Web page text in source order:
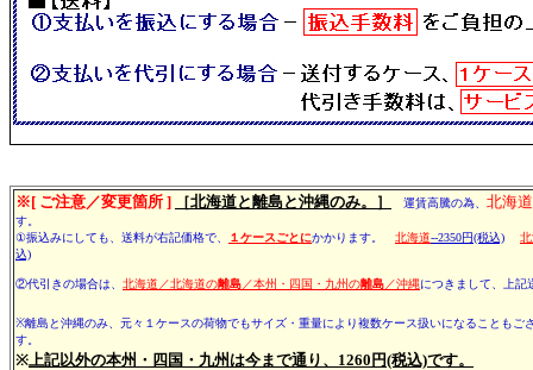
※[ ご注意／変更箇所 ] ［北海道と離島と沖縄のみ。］ 運賃高騰の為、 北海
す。
①振込みにしても、送料が右記価格で、
１ケースごとにかかります。 北海道--2350円(税込)
込)
②代引きの場合は、 北海道／北海道の離島／本州・四国・九州の離島／沖縄につきまして、上記
※離島と沖縄のみ、元々１ケースの荷物でもサイズ・重量により複数ケース扱いになることも
す。
※上記以外の本州・四国・九州は今まで通り、1260円(税込)です。